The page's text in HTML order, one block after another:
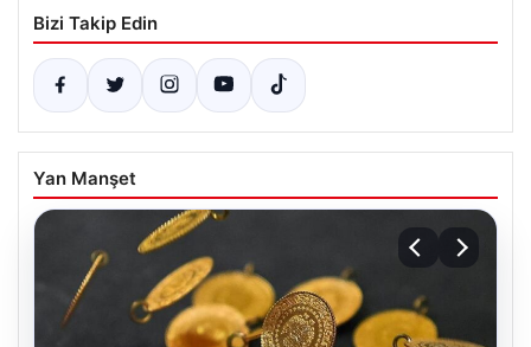
Bizi Takip Edin
Yan Manşet